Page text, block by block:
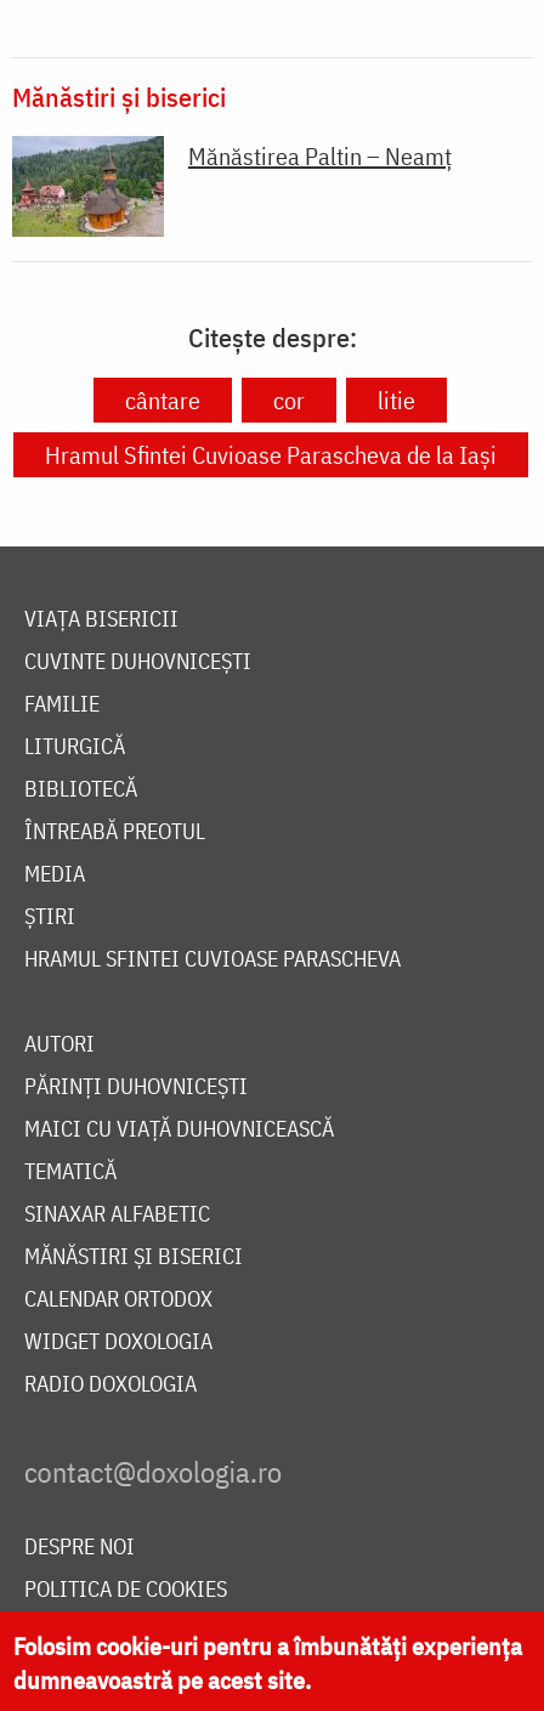
Mănăstiri și biserici
Mănăstirea Paltin – Neamț
Citește despre:
cântare cor
litie
Hramul Sfintei Cuvioase Parascheva de la Iași
VIAȚA BISERICII
CUVINTE DUHOVNICEȘTI
FAMILIE
LITURGICĂ
BIBLIOTECĂ
ÎNTREABĂ PREOTUL
MEDIA
ȘTIRI
HRAMUL SFINTEI CUVIOASE PARASCHEVA
AUTORI
PĂRINȚI DUHOVNICEȘTI
MAICI CU VIAȚĂ DUHOVNICEASCĂ
TEMATICĂ
SINAXAR ALFABETIC
MĂNĂSTIRI ȘI BISERICI
CALENDAR ORTODOX
WIDGET DOXOLOGIA
RADIO DOXOLOGIA
DESPRE NOI
POLITICA DE COOKIES
DONEAZĂ ONLINE PENTRU CATEDRALA NAȚIONALĂ
Folosim cookie-uri pentru a îmbunătăți experiența
dumneavoastră pe acest site.